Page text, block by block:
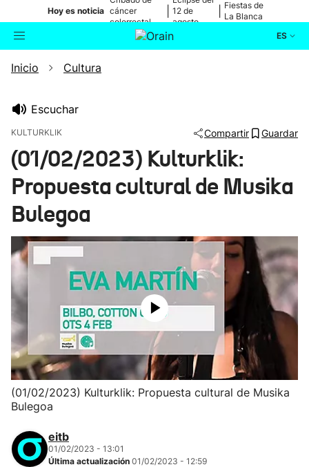
Hoy es noticia cáncer
colorrectal
12 de
agosto
Fiestas de
La Blanca
ES
Buscador
Ikusmiran
Inicio Cultura
Escuchar
KULTURKLIK Compartir Guardar
(01/02/2023) Kulturklik:
Propuesta cultural de Musika
Bulegoa
(01/02/2023) Kulturklik: Propuesta cultural de Musika
Bulegoa
eitb
01/02/2023 - 13:01
Última actualización 01/02/2023 - 12:59